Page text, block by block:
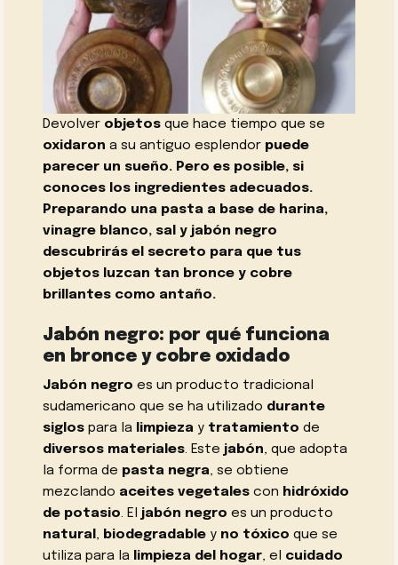
Devolver objetos que hace tiempo que se
oxidaron a su antiguo esplendor puede
parecer un sueño. Pero es posible, si
conoces los ingredientes adecuados.
Preparando una pasta a base de harina,
vinagre blanco, sal y jabón negro
descubrirás el secreto para que tus
objetos luzcan tan bronce y cobre
brillantes como antaño.
Jabón negro: por qué funciona
en bronce y cobre oxidado
Jabón negro es un producto tradicional
sudamericano que se ha utilizado durante
siglos para la limpieza y tratamiento de
diversos materiales. Estejabón, que adopta
la forma de pasta negra, se obtiene
mezclando aceites vegetales con hidróxido
de potasio. Eljabón negro es un producto
natural, biodegradable y no tóxico que se
utiliza para la limpieza del hogar, el cuidado